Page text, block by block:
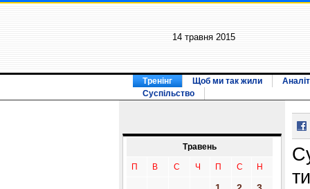
14 травня 2015
Тренінг Щоб ми так жили
Суспільство
Травень
П В С Ч П С Н